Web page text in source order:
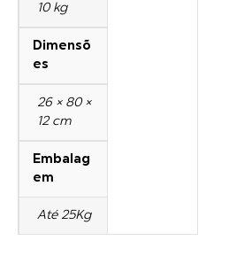
10 kg
Dimensõ
es
26 × 80 ×
12 cm
Embalag
em
Até 25Kg